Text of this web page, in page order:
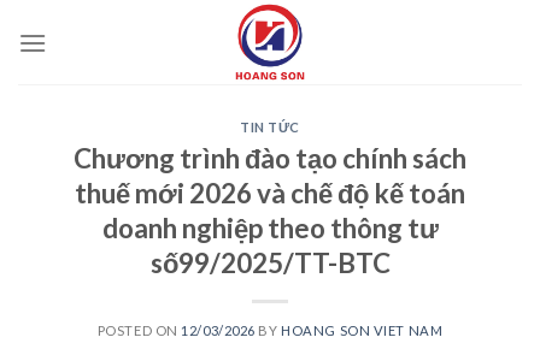
TIN TỨC
Chương trình đào tạo chính sách
thuế mới 2026 và chế độ kế toán
doanh nghiệp theo thông tư
số99/2025/TT-BTC
POSTED ON 12/03/2026 BY HOANG SON VIET NAM